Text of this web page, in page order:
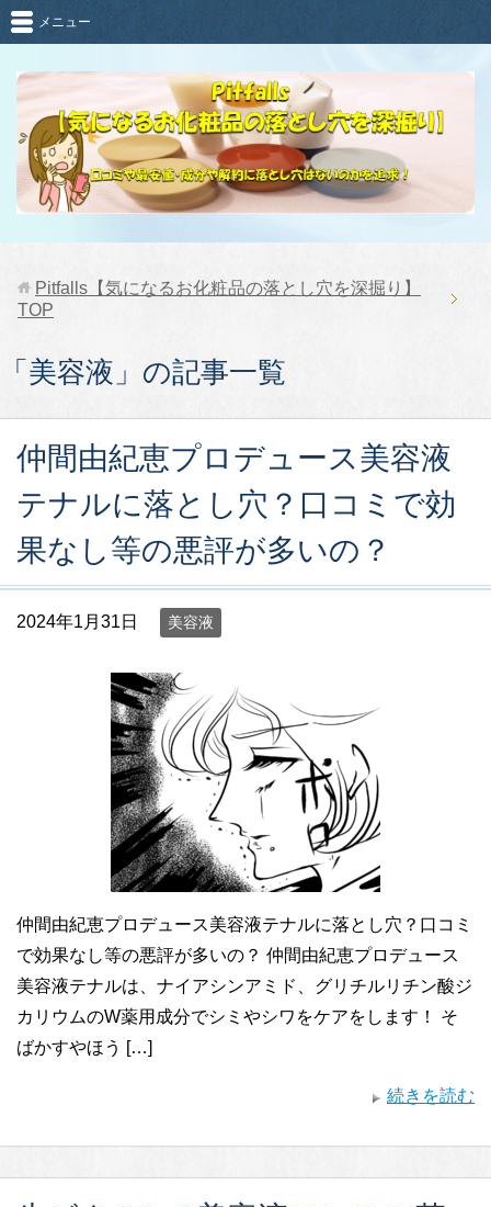
メニュー
Pitfalls【気になるお化粧品の落とし穴を深掘り】
TOP
「美容液」の記事一覧
仲間由紀恵プロデュース美容液
テナルに落とし穴？口コミで効
果なし等の悪評が多いの？
2024年1月31日 美容液
仲間由紀恵プロデュース美容液テナルに落とし穴？口コミ
で効果なし等の悪評が多いの？ 仲間由紀恵プロデュース
美容液テナルは、ナイアシンアミド、グリチルリチン酸ジ
カリウムのW薬用成分でシミやシワをケアをします！ そ
ばかすやほう […]
続きを読む